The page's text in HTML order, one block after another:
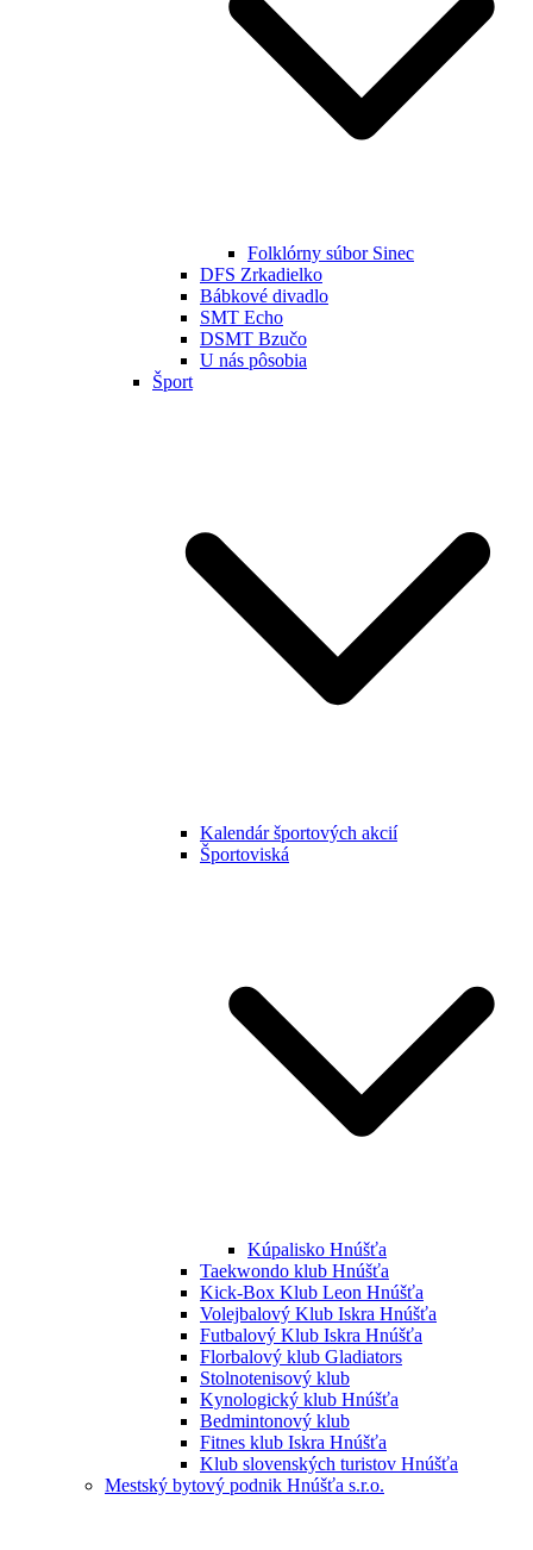
Folklórny súbor Sinec
DFS Zrkadielko
Bábkové divadlo
SMT Echo
DSMT Bzučo
U nás pôsobia
Šport
Kalendár športových akcií
Športoviská
Kúpalisko Hnúšťa
Taekwondo klub Hnúšťa
Kick-Box Klub Leon Hnúšťa
Volejbalový Klub Iskra Hnúšťa
Futbalový Klub Iskra Hnúšťa
Florbalový klub Gladiators
Stolnotenisový klub
Kynologický klub Hnúšťa
Bedmintonový klub
Fitnes klub Iskra Hnúšťa
Klub slovenských turistov Hnúšťa
Mestský bytový podnik Hnúšťa s.r.o.